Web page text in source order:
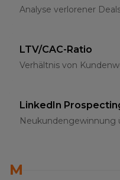
Analyse verlorener
LTV/CAC-Ratio
Verhältnis von
LinkedIn
Neukundengewinnung
M